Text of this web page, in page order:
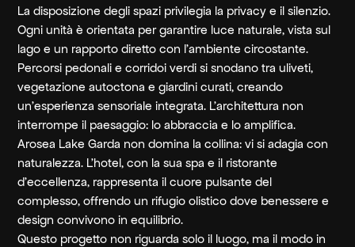
La disposizione degli spazi privilegia la privacy e il silenzio.
Ogni unità è orientata per garantire luce naturale, vista sul
lago e un rapporto diretto con l’ambiente circostante.
Percorsi pedonali e corridoi verdi si snodano tra uliveti,
vegetazione autoctona e giardini curati, creando
un’esperienza sensoriale integrata. L’architettura non
interrompe il paesaggio: lo abbraccia e lo amplifica.
Arosea Lake Garda non domina la collina: vi si adagia con
naturalezza. L’hotel, con la sua spa e il ristorante
d’eccellenza, rappresenta il cuore pulsante del
complesso, offrendo un rifugio olistico dove benessere e
design convivono in equilibrio.
Questo progetto non riguarda solo il luogo, ma il modo in